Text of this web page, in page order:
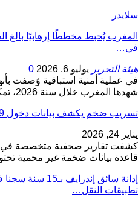
سلايدر
المغرب يُحبط مخططًا إرهابيًا
في…
هيئة التحرير يوليو 6, 2026
0
في عملية أمنية استباقية وُصفت
شهدها المغرب خلال سنة 2026، تمكن المكتب المركزي…
تسريب ضخم يكشف بيانات دخول 149 مليون مستخدم على الإنترنت
يناير 24, 2026
كشفت تقارير صحفية متخصصة في
قاعدة بيانات ضخمة غير محمية تحتوي على نحو
إدانة سائق
تطبيقات النقل…